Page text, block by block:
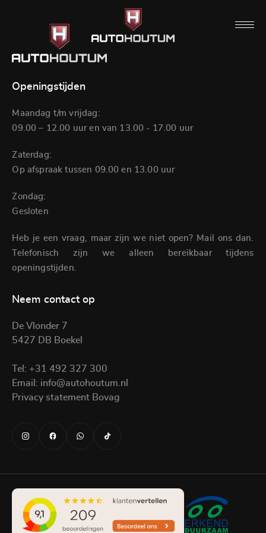
Openingstijden
Maandag t/m vrijdag:
09.00 – 12.00 uur en van 13.00 - 17.00 uur
Zaterdag:
Op afspraak tussen 09.00 en 13.00 uur
Zondag:
Gesloten
Heb je een vraag, maar zijn we niet open? Mail ons dan.
Telefonisch zijn we alleen bereikbaar tijdens
openingstijden.
Neem contact op
De Vlonder 7
5427 DB Boekel
Tel: +31 492 327 300
Email: info@autohoutum.nl
Privacy statement Bovag